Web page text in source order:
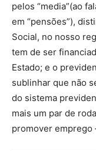
pelos “media”(ao
em “pensões”),
Social, no nosso
tem de ser
Estado; e o
sublinhar que não
do sistema
mais um par de
promover emprego